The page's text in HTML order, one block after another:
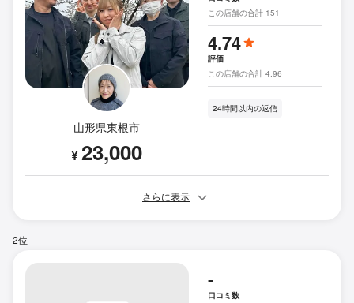
山形県東根市
¥23,000
この店舗の合計 151
4.74
評価
この店舗の合計 4.96
24時間以内の返信
さらに表示
2位
-
口コミ数